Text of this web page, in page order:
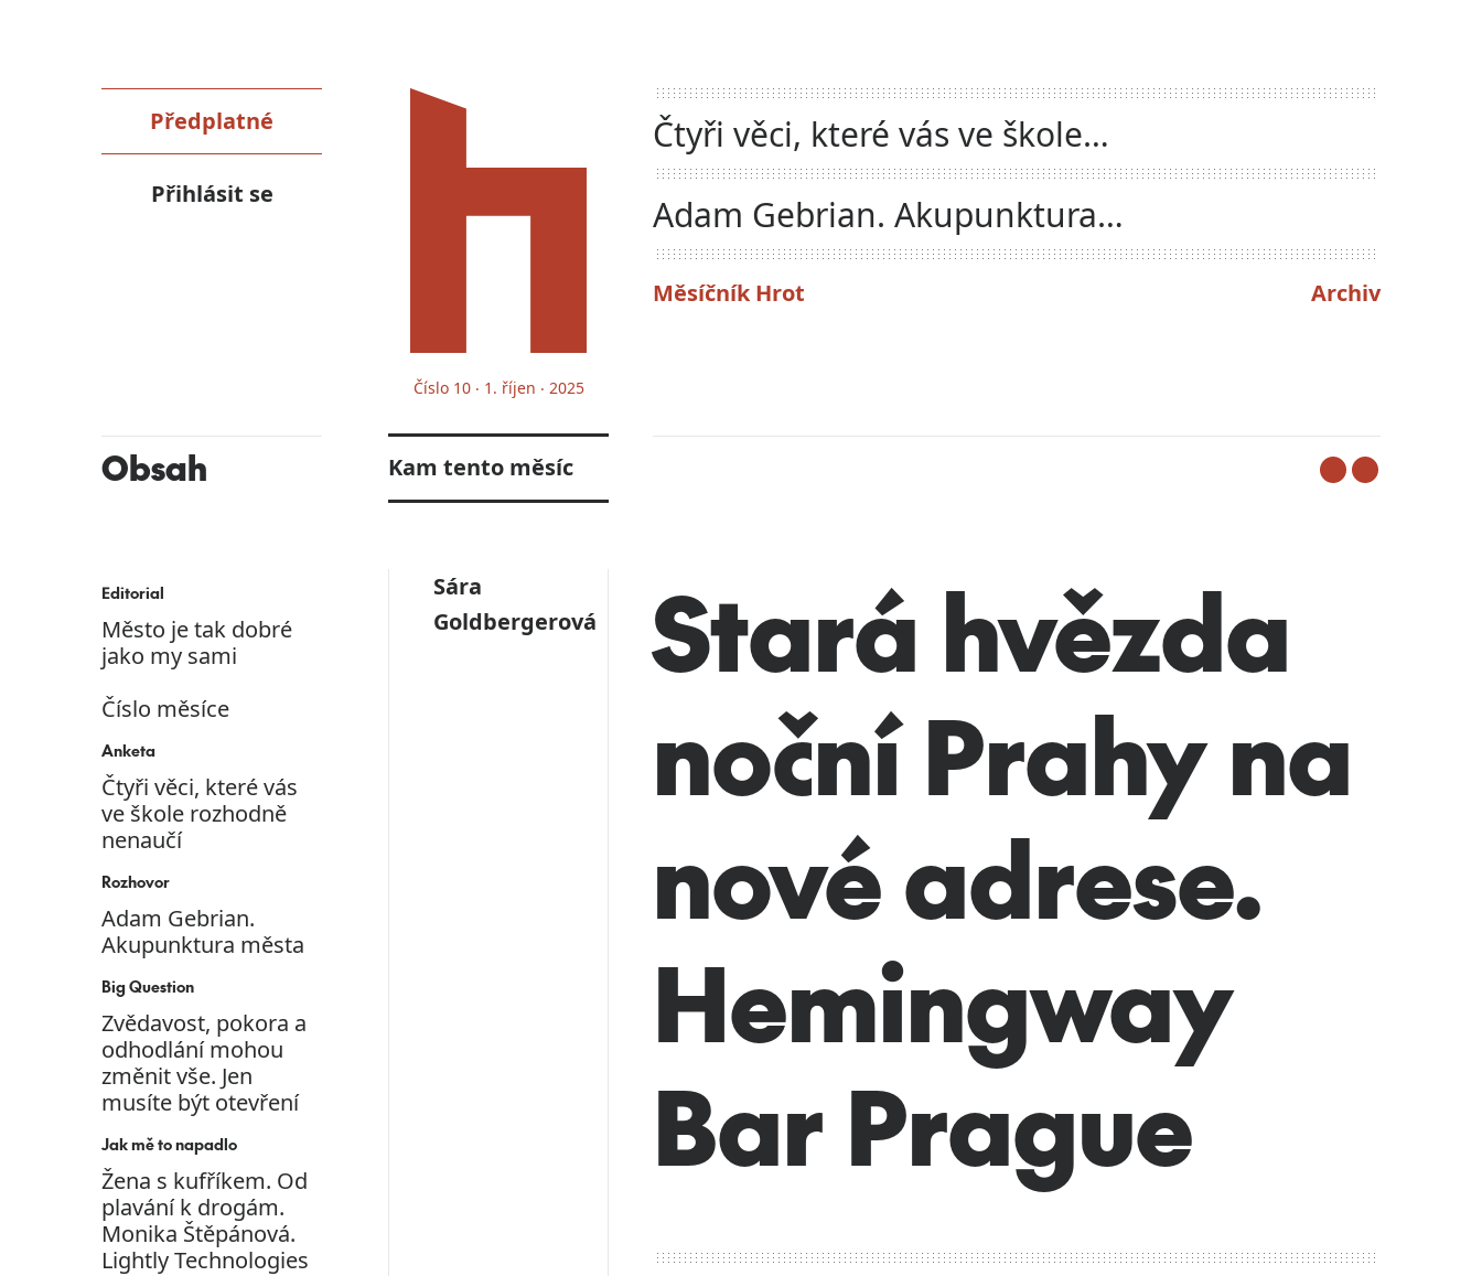
Číslo 10 ‧ 1. říjen ‧ 2025
Čtyři věci, které vás ve škole
rozhodně nenaučí
Adam Gebrian. Akupunktura
města
Měsíčník Hrot Archiv
Předplatné
Přihlásit se
Obsah
Editorial
Město je tak dobré
jako my sami
Číslo měsíce
Anketa
Čtyři věci, které vás
ve škole rozhodně
nenaučí
Rozhovor
Adam Gebrian.
Akupunktura města
Big Question
Zvědavost, pokora a
odhodlání mohou
změnit vše. Jen
musíte být otevření
Jak mě to napadlo
Žena s kufříkem. Od
plavání k drogám.
Monika Štěpánová.
Lightly Technologies
Kam tento měsíc
Stará hvězda
noční Prahy na
nové adrese.
Hemingway
Bar Prague
Sára
Goldbergerová